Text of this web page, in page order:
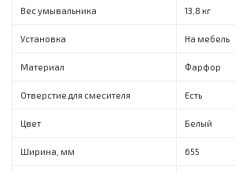
Вес умывальника 13,8 кг
Установка На мебель
Материал Фарфор
Отверстие для смесителя Есть
Цвет Белый
Ширина, мм 655